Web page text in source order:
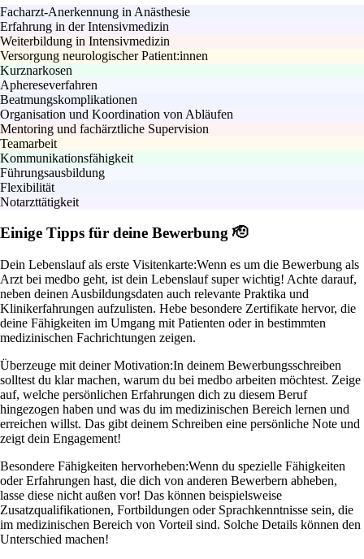
Facharzt‑Anerkennung in Anästhesie
Erfahrung in der Intensivmedizin
Weiterbildung in Intensivmedizin
Versorgung neurologischer Patient:innen
Kurznarkosen
Aphereseverfahren
Beatmungskomplikationen
Organisation und Koordination von Abläufen
Mentoring und fachärztliche Supervision
Teamarbeit
Kommunikationsfähigkeit
Führungsausbildung
Flexibilität
Notarzttätigkeit
Einige Tipps für deine Bewerbung 🫡
Dein Lebenslauf als erste Visitenkarte:Wenn es um die Bewerbung als
Arzt bei medbo geht, ist dein Lebenslauf super wichtig! Achte darauf,
neben deinen Ausbildungsdaten auch relevante Praktika und
Klinikerfahrungen aufzulisten. Hebe besondere Zertifikate hervor, die
deine Fähigkeiten im Umgang mit Patienten oder in bestimmten
medizinischen Fachrichtungen zeigen.
Überzeuge mit deiner Motivation:In deinem Bewerbungsschreiben
solltest du klar machen, warum du bei medbo arbeiten möchtest. Zeige
auf, welche persönlichen Erfahrungen dich zu diesem Beruf
hingezogen haben und was du im medizinischen Bereich lernen und
erreichen willst. Das gibt deinem Schreiben eine persönliche Note und
zeigt dein Engagement!
Besondere Fähigkeiten hervorheben:Wenn du spezielle Fähigkeiten
oder Erfahrungen hast, die dich von anderen Bewerbern abheben,
lasse diese nicht außen vor! Das können beispielsweise
Zusatzqualifikationen, Fortbildungen oder Sprachkenntnisse sein, die
im medizinischen Bereich von Vorteil sind. Solche Details können den
Unterschied machen!